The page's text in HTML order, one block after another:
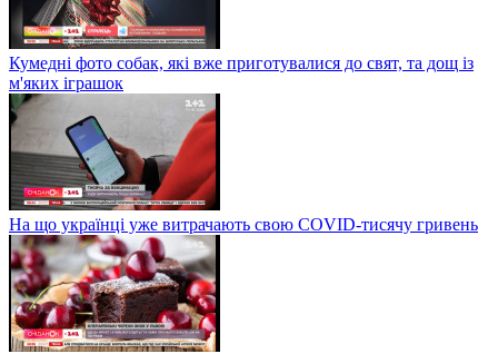
Кумедні фото собак, які вже приготувалися до свят, та дощ із
м'яких іграшок
На що українці уже витрачають свою COVID-тисячу гривень